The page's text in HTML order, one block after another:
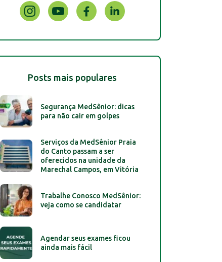
Posts mais populares
Segurança MedSênior: dicas
para não cair em golpes
Serviços da MedSênior Praia
do Canto passam a ser
oferecidos na unidade da
Marechal Campos, em Vitória
Trabalhe Conosco MedSênior:
veja como se candidatar
Agendar seus exames ficou
ainda mais fácil